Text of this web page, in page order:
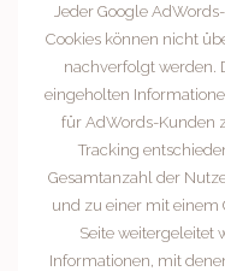
Jeder Google
Cookies können nicht
nachverfolgt werden.
eingeholten
für AdWords-Kunden
Tracking
Gesamtanzahl der
und zu einer mit einem
Seite weitergeleitet
Informationen, mit